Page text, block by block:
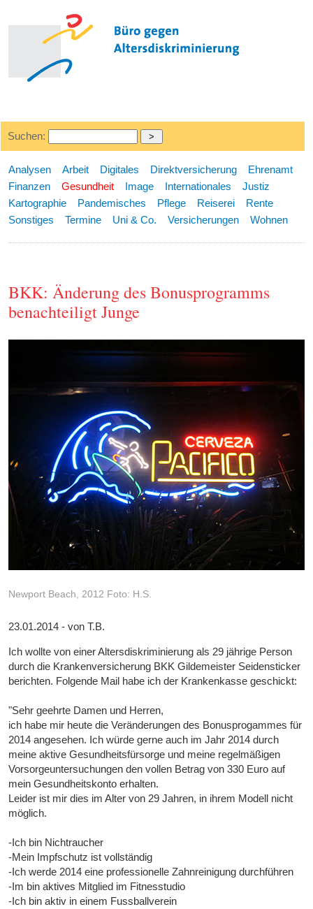
Suchen:
Analysen Arbeit Digitales Direktversicherung
Ehrenamt
Finanzen
Gesundheit Image Internationales
Justiz
Kartographie
Pandemisches Pflege Reiserei
Rente
Sonstiges
Termine Uni & Co. Versicherungen Wohnen
BKK: Änderung des Bonusprogramms
benachteiligt Junge
Newport Beach, 2012 Foto: H.S.
23.01.2014 - von T.B.
Ich wollte von einer Altersdiskriminierung als 29 jährige Person
durch die Krankenversicherung BKK Gildemeister Seidensticker
berichten. Folgende Mail habe ich der Krankenkasse geschickt:
"Sehr geehrte Damen und Herren,
ich habe mir heute die Veränderungen des Bonusprogammes für
2014 angesehen. Ich würde gerne auch im Jahr 2014 durch
meine aktive Gesundheitsfürsorge und meine regelmäßigen
Vorsorgeuntersuchungen den vollen Betrag von 330 Euro auf
mein Gesundheitskonto erhalten.
Leider ist mir dies im Alter von 29 Jahren, in ihrem Modell nicht
möglich.
-Ich bin Nichtraucher
-Mein Impfschutz ist vollständig
-Ich werde 2014 eine professionelle Zahnreinigung durchführen
-Im bin aktives Mitglied im Fitnesstudio
-Ich bin aktiv in einem Fussballverein